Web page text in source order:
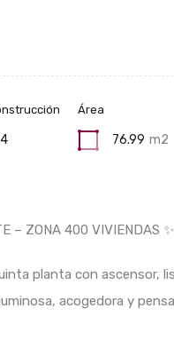
Área
76.99 m2
– ZONA 400 VIVIENDAS ✨
planta con ascensor,
acogedora y